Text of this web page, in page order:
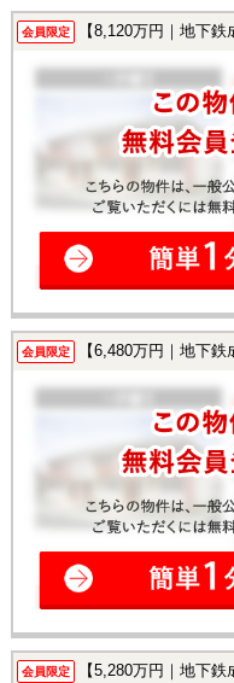
会員限定 【8,120万円｜地下鉄成
会員限定 【6,480万円｜地下鉄成
会員限定 【5,280万円｜地下鉄成